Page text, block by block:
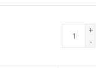
+
-